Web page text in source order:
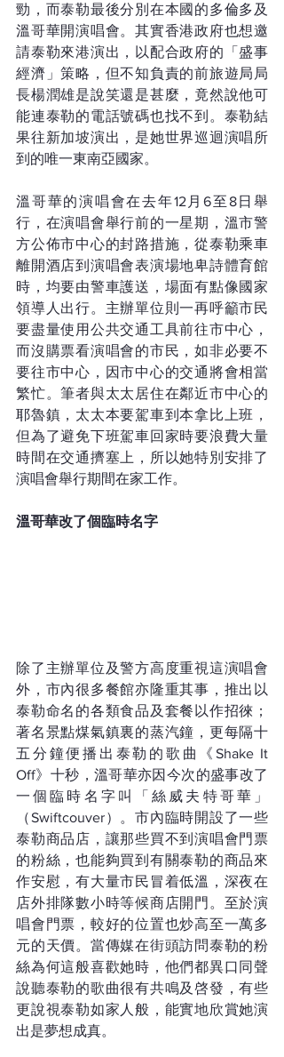
勁，而泰勒最後分別在本國的多倫多及
溫哥華開演唱會。其實香港政府也想邀
請泰勒來港演出，以配合政府的「盛事
經濟」策略，但不知負責的前旅遊局局
長楊潤雄是說笑還是甚麼，竟然說他可
能連泰勒的電話號碼也找不到。泰勒結
果往新加坡演出，是她世界巡迴演唱所
到的唯一東南亞國家。
溫哥華的演唱會在去年12月6至8日舉
行，在演唱會舉行前的一星期，溫市警
方公佈市中心的封路措施，從泰勒乘車
離開酒店到演唱會表演場地卑詩體育館
時，均要由警車護送，場面有點像國家
領導人出行。主辦單位則一再呼籲市民
要盡量使用公共交通工具前往市中心，
而沒購票看演唱會的市民，如非必要不
要往市中心，因市中心的交通將會相當
繁忙。筆者與太太居住在鄰近市中心的
耶魯鎮，太太本要駕車到本拿比上班，
但為了避免下班駕車回家時要浪費大量
時間在交通擠塞上，所以她特別安排了
演唱會舉行期間在家工作。
溫哥華改了個臨時名字
除了主辦單位及警方高度重視這演唱會
外，市內很多餐館亦隆重其事，推出以
泰勒命名的各類食品及套餐以作招徠；
著名景點煤氣鎮裏的蒸汽鐘，更每隔十
五分鐘便播出泰勒的歌曲《Shake It
Off》十秒，溫哥華亦因今次的盛事改了
一個臨時名字叫「絲威夫特哥華」
（Swiftcouver）。市內臨時開設了一些
泰勒商品店，讓那些買不到演唱會門票
的粉絲，也能夠買到有關泰勒的商品來
作安慰，有大量市民冒着低溫，深夜在
店外排隊數小時等候商店開門。至於演
唱會門票，較好的位置也炒高至一萬多
元的天價。當傳媒在街頭訪問泰勒的粉
絲為何這般喜歡她時，他們都異口同聲
說聽泰勒的歌曲很有共鳴及啓發，有些
更說視泰勒如家人般，能實地欣賞她演
出是夢想成真。